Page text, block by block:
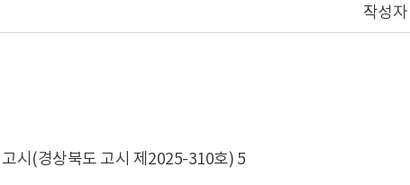
작성자
시(경상북도 고시 제2025-310호) 5